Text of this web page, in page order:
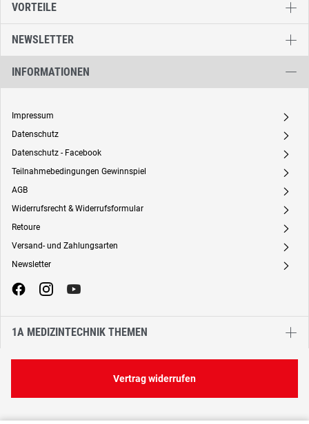
VORTEILE
NEWSLETTER
INFORMATIONEN
Impressum A
Datenschutz A
Datenschutz - Facebook A
Teilnahmebedingungen Gewinnspiel A
AGB A
Widerrufsrecht & Widerrufsformular A
Retoure A
Versand- und Zahlungsarten A
Newsletter A
1A MEDIZINTECHNIK THEMEN
Vertrag widerrufen